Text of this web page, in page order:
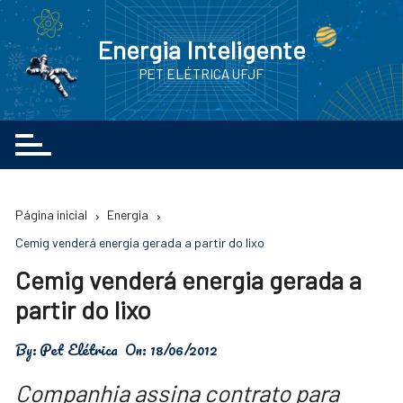
Ir
conteúdo
Energia Inteligente
PET ELÉTRICA UFJF
Página inicial
Energia
Cemig venderá energia gerada a partir do lixo
Cemig venderá energia gerada a
partir do lixo
By:Pet Elétrica On: 18/06/2012
Companhia assina contrato para